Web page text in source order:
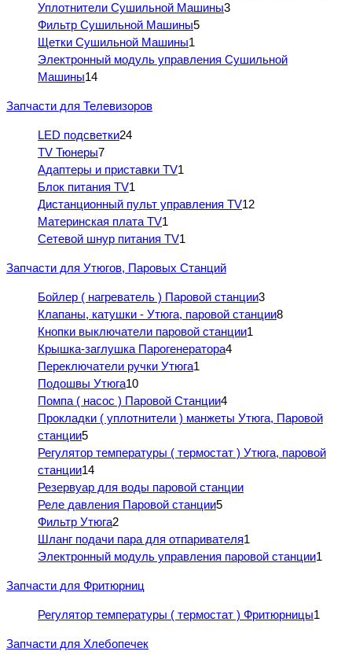
Уплотнители Сушильной Машины3
Фильтр Сушильной Машины5
Щетки Сушильной Машины1
Электронный модуль управления Сушильной
Машины14
Запчасти для Телевизоров
LED подсветки24
TV Тюнеры7
Адаптеры и приставки TV1
Блок питания TV1
Дистанционный пульт управления TV12
Материнская плата TV1
Сетевой шнур питания TV1
Запчасти для Утюгов, Паровых Станций
Бойлер ( нагреватель ) Паровой станции3
Клапаны, катушки - Утюга, паровой станции8
Кнопки выключатели паровой станции1
Крышка-заглушка Парогенератора4
Переключатели ручки Утюга1
Подошвы Утюга10
Помпа ( насос ) Паровой Станции4
Прокладки ( уплотнители ) манжеты Утюга, Паровой
станции5
Регулятор температуры ( термостат ) Утюга, паровой
станции14
Резервуар для воды паровой станции
Реле давления Паровой станции5
Фильтр Утюга2
Шланг подачи пара для отпаривателя1
Электронный модуль управления паровой станции1
Запчасти для Фритюрниц
Регулятор температуры ( термостат ) Фритюрницы1
Запчасти для Хлебопечек